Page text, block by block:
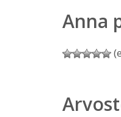
Anna